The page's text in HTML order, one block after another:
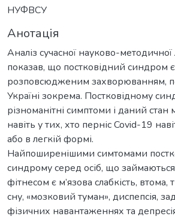
НУФВСУ
Анотація
Аналіз сучасної науково-методичної
показав, що постковідний синдром
розповсюдженим захворюванням, по
Україні зокрема. Постковідному
різноманітні симптоми і даний
навіть у тих, хто перніс Covid-19
або в легкій формі.
Найпоширенішими симтомами
синдрому серед осіб, що
фітнесом є м’язова слабкість,
сну, «мозковий туман», диспепсія,
фізичних навантаженнях та